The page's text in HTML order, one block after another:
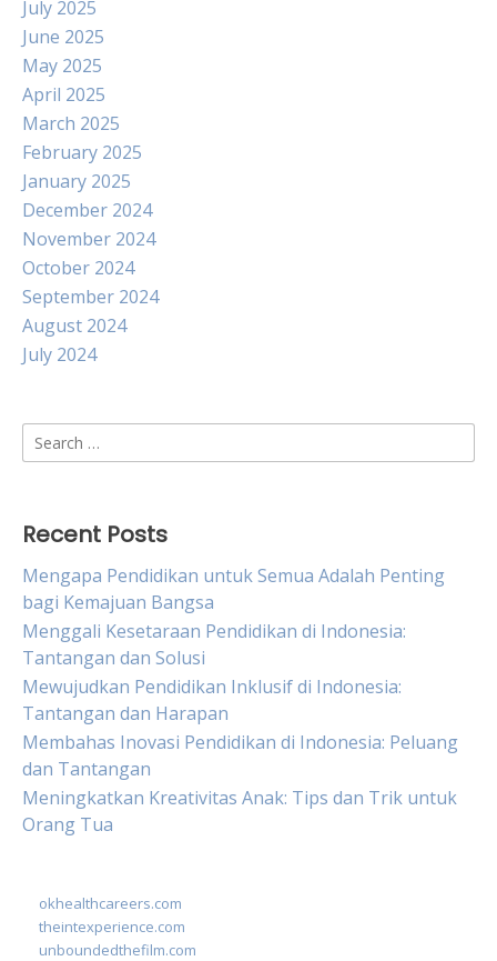
July 2025
June 2025
May 2025
April 2025
March 2025
February 2025
January 2025
December 2024
November 2024
October 2024
September 2024
August 2024
July 2024
Search
for:
Recent Posts
Mengapa Pendidikan untuk Semua Adalah Penting
bagi Kemajuan Bangsa
Menggali Kesetaraan Pendidikan di Indonesia:
Tantangan dan Solusi
Mewujudkan Pendidikan Inklusif di Indonesia:
Tantangan dan Harapan
Membahas Inovasi Pendidikan di Indonesia: Peluang
dan Tantangan
Meningkatkan Kreativitas Anak: Tips dan Trik untuk
Orang Tua
okhealthcareers.com
theintexperience.com
unboundedthefilm.com